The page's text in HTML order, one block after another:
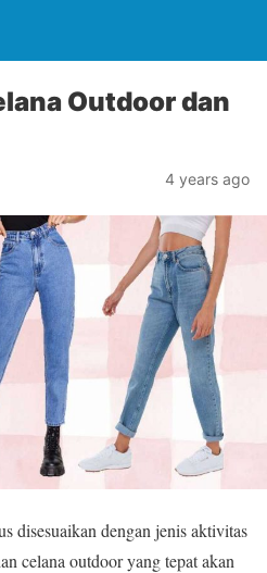
Outdoor dan
4 years ago
disesuaikan dengan jenis aktivitas
celana outdoor yang tepat akan